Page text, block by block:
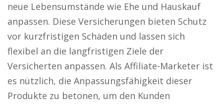
neue Lebensumstände wie Ehe und Hauskauf
anpassen. Diese Versicherungen bieten Schutz
vor kurzfristigen Schäden und lassen sich
flexibel an die langfristigen Ziele der
Versicherten anpassen. Als Affiliate-Marketer ist
es nützlich, die Anpassungsfähigkeit dieser
Produkte zu betonen, um den Kunden